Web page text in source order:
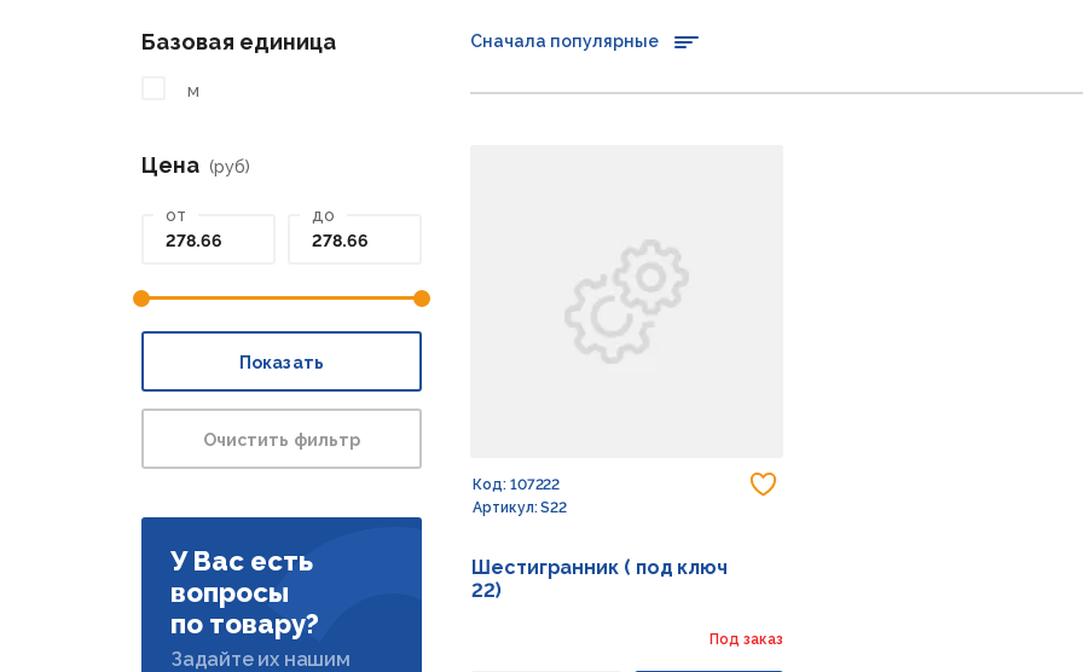
Базовая единица
м
Цена (руб)
от до
Показать
Очистить фильтр
У Вас есть
вопросы
по товару?
Задайте их нашим
Сначала популярные
Код: 107222
Артикул: S22
Шестигранник ( под ключ
22)
Под заказ